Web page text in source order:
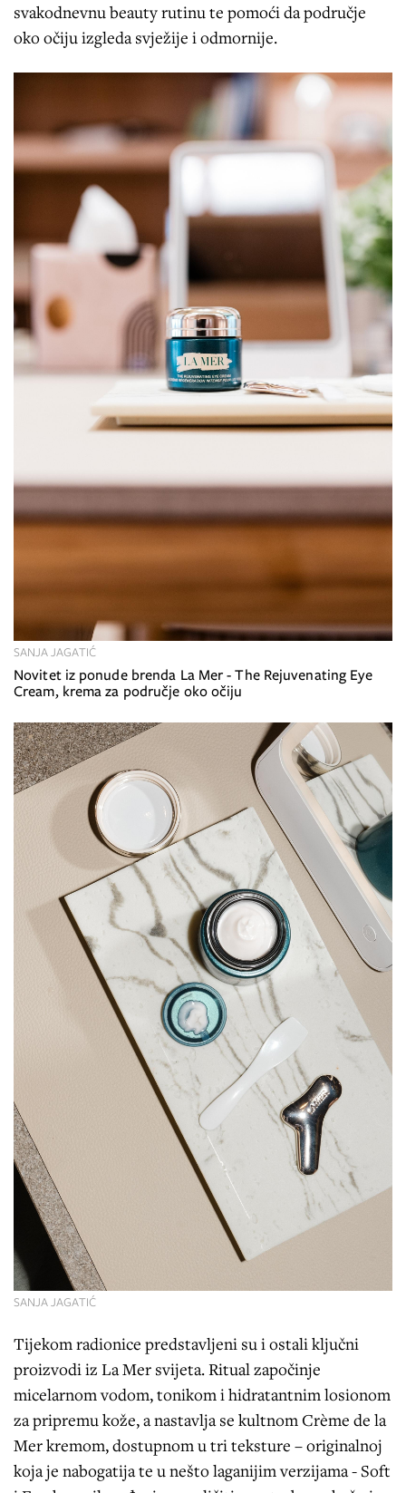
svakodnevnu beauty rutinu te pomoći da područje
oko očiju izgleda svježije i odmornije.
Novitet iz ponude brenda La Mer - The Rejuvenating Eye
Cream, krema za područje oko očiju
SANJA JAGATIĆ
SANJA JAGATIĆ
Tijekom radionice predstavljeni su i ostali ključni
proizvodi iz La Mer svijeta. Ritual započinje
micelarnom vodom, tonikom i hidratantnim losionom
za pripremu kože, a nastavlja se kultnom Crème de la
Mer kremom, dostupnom u tri teksture – originalnoj
koja je nabogatija te u nešto laganijim verzijama - Soft